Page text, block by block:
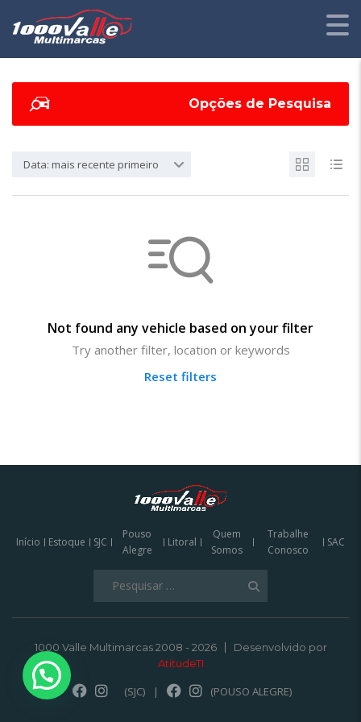
Opções de Pesquisa
Data: mais recente primeiro
Not found any vehicle based on your filter
Try another filter, location or keywords
Reset filters
Início Estoque SJC
Pouso
Alegre
Litoral
Quem
Somos
Trabalhe
Conosco
SAC
1000 Valle Multimarcas 2008 - 2026
Desenvolvido por
AtitudeTI
(SJC) | (POUSO ALEGRE)